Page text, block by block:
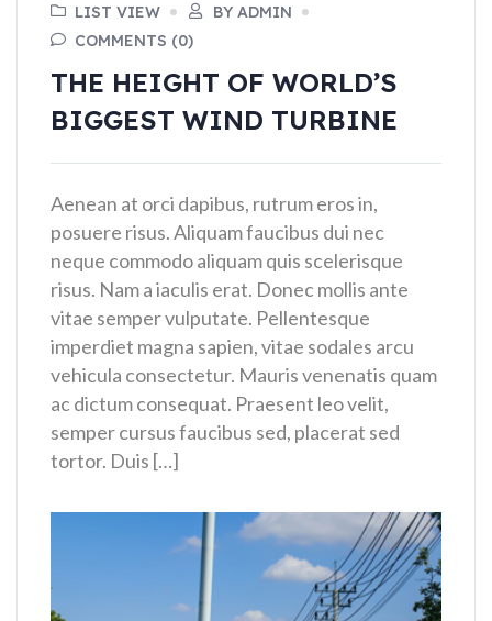
LIST VIEW
BY ADMIN
COMMENTS (0)
THE HEIGHT OF WORLD’S
BIGGEST WIND TURBINE
Aenean at orci dapibus, rutrum eros in,
posuere risus. Aliquam faucibus dui nec
neque commodo aliquam quis scelerisque
risus. Nam a iaculis erat. Donec mollis ante
vitae semper vulputate. Pellentesque
imperdiet magna sapien, vitae sodales arcu
vehicula consectetur. Mauris venenatis quam
ac dictum consequat. Praesent leo velit,
semper cursus faucibus sed, placerat sed
tortor. Duis […]